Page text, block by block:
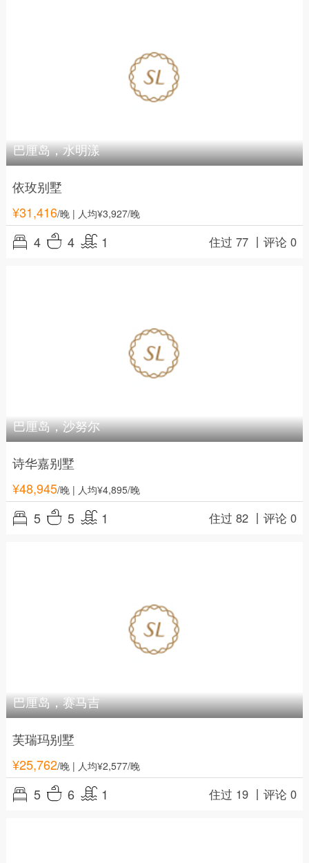
巴厘岛，水明漾
依玫别墅
¥31,416/晚| 人均¥3,927/晚
4 4 1 住过 77 丨评论 0
巴厘岛，沙努尔
诗华嘉别墅
¥48,945/晚| 人均¥4,895/晚
5 5 1 住过 82 丨评论 0
巴厘岛，赛马吉
芙瑞玛别墅
¥25,762/晚| 人均¥2,577/晚
5 6 1 住过 19 丨评论 0